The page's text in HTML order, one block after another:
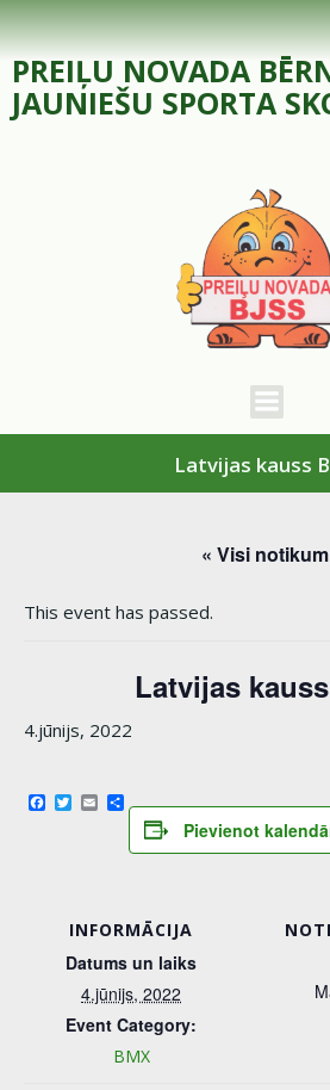
Skip
to
content
PREIĻU NOVADA
JAUNIEŠU SPORTA
Latvijas kauss
« Visi
This event has passed.
Latvijas
4.jūnijs, 2022
Facebook
Twitter
EmailShare
Pievienot
INFORMĀCIJA
Datums un laiks
4.jūnijs, 2022
Event Category:
BMX